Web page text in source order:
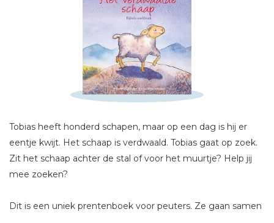
Tobias heeft honderd schapen, maar op een dag is hij er
eentje kwijt. Het schaap is verdwaald. Tobias gaat op zoek.
Zit het schaap achter de stal of voor het muurtje? Help jij
mee zoeken?
Dit is een uniek prentenboek voor peuters. Ze gaan samen
Schrijf hieronder je review!
Bericht *